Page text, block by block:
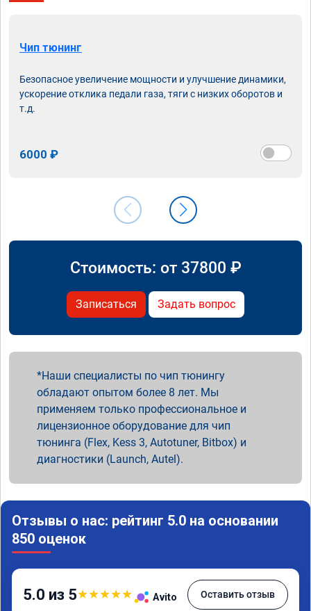
Чип тюнинг
Безопасное увеличение мощности и улучшение динамики,
ускорение отклика педали газа, тяги с низких оборотов и
т.д.
6000 ₽
Стоимость: от 37800 ₽
Записаться Задать вопрос
Наши специалисты по чип тюнингу
обладают опытом более 8 лет. Мы
применяем только профессиональное и
лицензионное оборудование для чип
тюнинга (Flex, Kess 3, Autotuner, Bitbox) и
диагностики (Launch, Autel).
Отзывы о нас: рейтинг 5.0 на основании
850 оценок
5.0 из 5★★★★★ Avito Оставить отзыв